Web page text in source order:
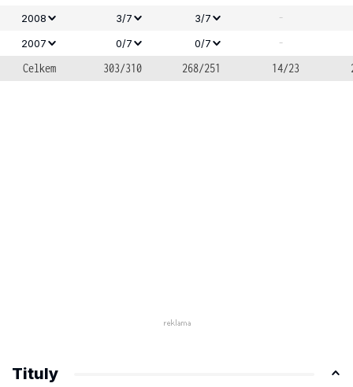
2008 3/7 3/7 -
2007 0/7 0/7
-
Celkem
303/310 268/251 14/23
Tituly